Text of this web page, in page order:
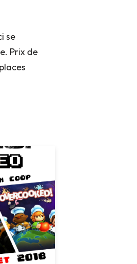
se
Prix de